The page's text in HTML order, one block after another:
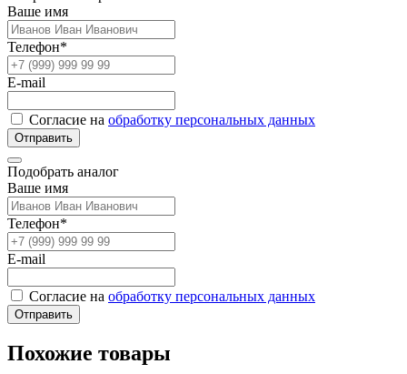
Ваше имя
Телефон*
E-mail
Согласие на обработку персональных данных
Отправить
Подобрать аналог
Ваше имя
Телефон*
E-mail
Согласие на обработку персональных данных
Отправить
Похожие товары